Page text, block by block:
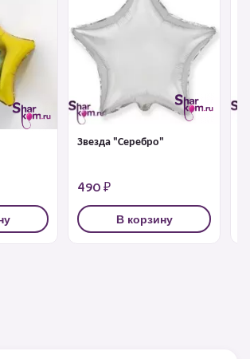
Звезда "Серебро"
490 ₽
В корзину